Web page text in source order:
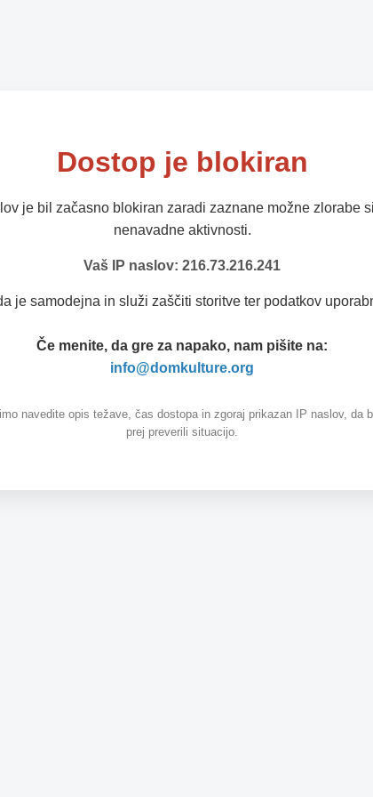
Dostop je blokiran
je bil začasno blokiran zaradi zaznane možne zlorabe
nenavadne aktivnosti.
Vaš IP naslov: 216.73.216.241
je samodejna in služi zaščiti storitve ter podatkov
Če menite, da gre za napako, nam pišite na:
info@domkulture.org
navedite opis težave, čas dostopa in zgoraj prikazan IP naslov, da
prej preverili situacijo.